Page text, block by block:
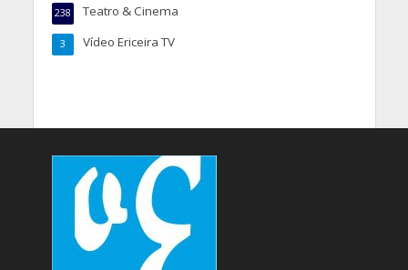
Teatro & Cinema
238
Vídeo Ericeira TV
3